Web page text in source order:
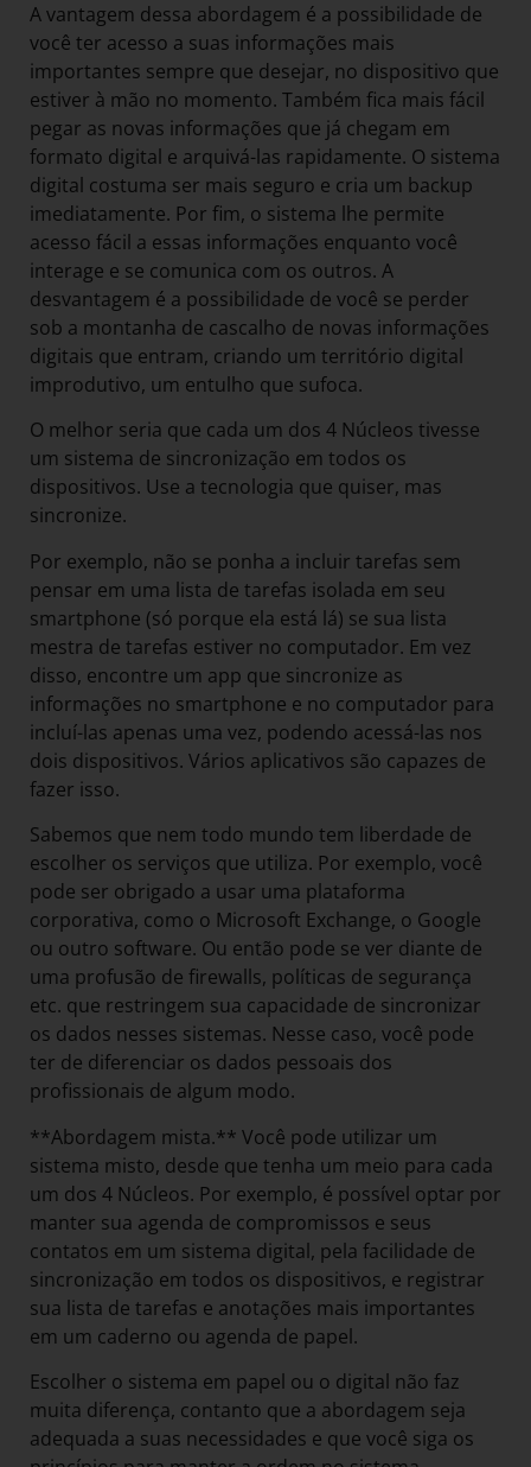
A vantagem dessa abordagem é a possibilidade de
você ter acesso a suas informações mais
importantes sempre que desejar, no dispositivo que
estiver à mão no momento. Também fica mais fácil
pegar as novas informações que já chegam em
formato digital e arquivá-las rapidamente. O sistema
digital costuma ser mais seguro e cria um backup
imediatamente. Por fim, o sistema lhe permite
acesso fácil a essas informações enquanto você
interage e se comunica com os outros. A
desvantagem é a possibilidade de você se perder
sob a montanha de cascalho de novas informações
digitais que entram, criando um território digital
improdutivo, um entulho que sufoca.
O melhor seria que cada um dos 4 Núcleos tivesse
um sistema de sincronização em todos os
dispositivos. Use a tecnologia que quiser, mas
sincronize.
Por exemplo, não se ponha a incluir tarefas sem
pensar em uma lista de tarefas isolada em seu
smartphone (só porque ela está lá) se sua lista
mestra de tarefas estiver no computador. Em vez
disso, encontre um app que sincronize as
informações no smartphone e no computador para
incluí-las apenas uma vez, podendo acessá-las nos
dois dispositivos. Vários aplicativos são capazes de
fazer isso.
Sabemos que nem todo mundo tem liberdade de
escolher os serviços que utiliza. Por exemplo, você
pode ser obrigado a usar uma plataforma
corporativa, como o Microsoft Exchange, o Google
ou outro software. Ou então pode se ver diante de
uma profusão de firewalls, políticas de segurança
etc. que restringem sua capacidade de sincronizar
os dados nesses sistemas. Nesse caso, você pode
ter de diferenciar os dados pessoais dos
profissionais de algum modo.
**Abordagem mista.** Você pode utilizar um
sistema misto, desde que tenha um meio para cada
um dos 4 Núcleos. Por exemplo, é possível optar por
manter sua agenda de compromissos e seus
contatos em um sistema digital, pela facilidade de
sincronização em todos os dispositivos, e registrar
sua lista de tarefas e anotações mais importantes
em um caderno ou agenda de papel.
Escolher o sistema em papel ou o digital não faz
muita diferença, contanto que a abordagem seja
adequada a suas necessidades e que você siga os